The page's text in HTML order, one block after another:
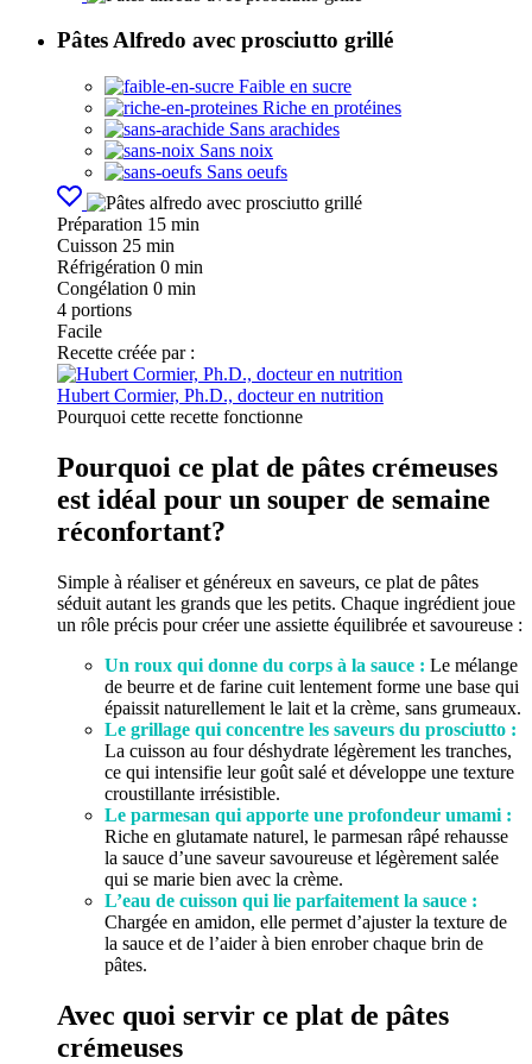
Pâtes Alfredo avec prosciutto grillé
Faible en sucre
Riche en protéines
Sans arachides
Sans noix
Sans oeufs
Préparation 15 min
Cuisson 25 min
Réfrigération 0 min
Congélation 0 min
4 portions
Facile
Recette créée par :
Hubert Cormier, Ph.D., docteur en nutrition
Pourquoi cette recette fonctionne
Pourquoi ce plat de pâtes crémeuses
est idéal pour un souper de semaine
réconfortant?
Simple à réaliser et généreux en saveurs, ce plat de pâtes
séduit autant les grands que les petits. Chaque ingrédient joue
un rôle précis pour créer une assiette équilibrée et savoureuse :
Un roux qui donne du corps à la sauce : Le mélange
de beurre et de farine cuit lentement forme une base qui
épaissit naturellement le lait et la crème, sans grumeaux.
Le grillage qui concentre les saveurs du prosciutto :
La cuisson au four déshydrate légèrement les tranches,
ce qui intensifie leur goût salé et développe une texture
croustillante irrésistible.
Le parmesan qui apporte une profondeur umami :
Riche en glutamate naturel, le parmesan râpé rehausse
la sauce d’une saveur savoureuse et légèrement salée
qui se marie bien avec la crème.
L’eau de cuisson qui lie parfaitement la sauce :
Chargée en amidon, elle permet d’ajuster la texture de
la sauce et de l’aider à bien enrober chaque brin de
pâtes.
Avec quoi servir ce plat de pâtes
crémeuses